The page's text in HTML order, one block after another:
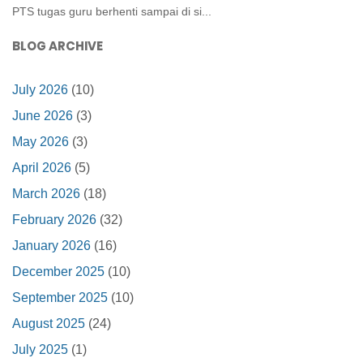
PTS tugas guru berhenti sampai di si...
BLOG ARCHIVE
July 2026 (10)
June 2026 (3)
May 2026 (3)
April 2026 (5)
March 2026 (18)
February 2026 (32)
January 2026 (16)
December 2025 (10)
September 2025 (10)
August 2025 (24)
July 2025 (1)